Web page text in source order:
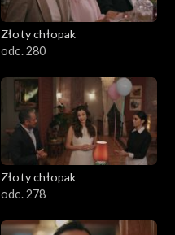
Złoty chłopak
odc. 280
Złoty chłopak
odc. 278